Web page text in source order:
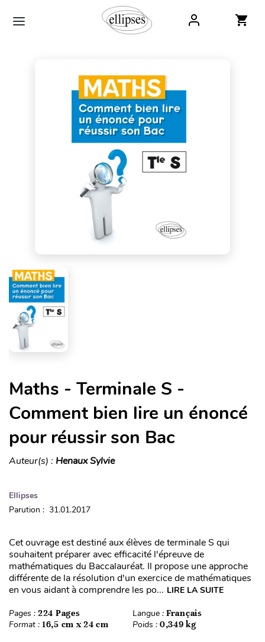
Maths - Terminale S -
Comment bien lire un énoncé
pour réussir son Bac
Auteur(s) : Henaux Sylvie
Ellipses
Parution : 31.01.2017
Cet ouvrage est destiné aux élèves de terminale S qui
souhaitent préparer avec efficacité l'épreuve de
mathématiques du Baccalauréat. Il propose une approche
différente de la résolution d'un exercice de mathématiques
en vous aidant à comprendre les po... LIRE LA SUITE
Pages : 224 Pages Langue : Français
Format : 16,5 cm x 24 cm Poids : 0,349 kg